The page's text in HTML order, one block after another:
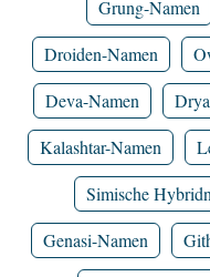
Grung-Namen
Droiden-Namen
Deva-Namen
Kalashtar-Namen
Simische
Genasi-Namen